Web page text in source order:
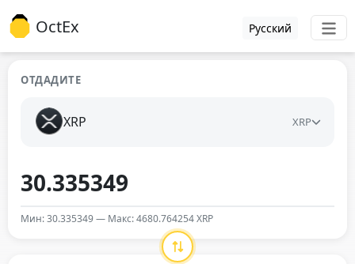
OctEx Русский
ОТДАДИТЕ
XRP XRP
Мин: 30.335349 — Макс: 4680.764254 XRP